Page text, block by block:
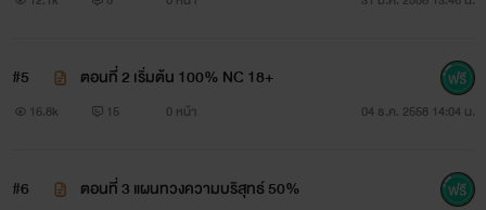
#5 ตอนที่ 2 เริ่มต้น 100% NC 18+
16.8k 15 0 หน้า 04 ธ.ค. 2558 14:04 น.
#6 ตอนที่ 3 แผนทวงความบริสุทธ์ 50%